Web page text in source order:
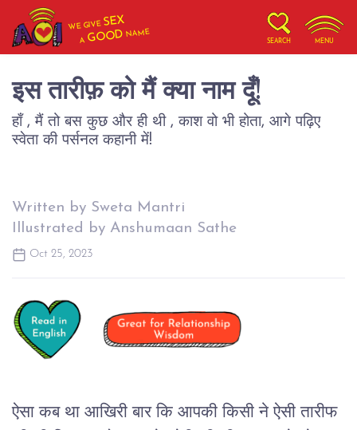
WE GIVESEX
AGOOD NAME
SEARCH MENU
इस तारीफ़ को मैं क्या नाम दूँ!
हाँ , मैं तो बस कुछ और ही थी , काश वो भी होता, आगे पढ़िए
स्वेता की पर्सनल कहानी में!
Written by Sweta Mantri
Illustrated by Anshumaan Sathe
Oct 25, 2023
ऐसा कब था आखिरी बार कि आपकी किसी ने ऐसी तारीफ